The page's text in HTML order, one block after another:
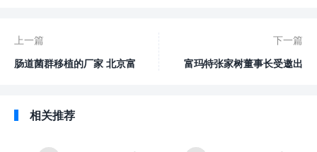
上一篇
肠道菌群移植的厂家 北京富
下一篇
富玛特张家树董事长受邀出
相关推荐